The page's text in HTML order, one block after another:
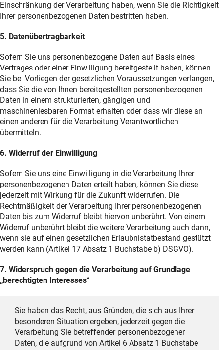
Einschränkung der Verarbeitung haben, wenn Sie die Richtigkeit
Ihrer personenbezogenen Daten bestritten haben.
5. Datenübertragbarkeit
Sofern Sie uns personenbezogene Daten auf Basis eines
Vertrages oder einer Einwilligung bereitgestellt haben, können
Sie bei Vorliegen der gesetzlichen Voraussetzungen verlangen,
dass Sie die von Ihnen bereitgestellten personenbezogenen
Daten in einem strukturierten, gängigen und
maschinenlesbaren Format erhalten oder dass wir diese an
einen anderen für die Verarbeitung Verantwortlichen
übermitteln.
6. Widerruf der Einwilligung
Sofern Sie uns eine Einwilligung in die Verarbeitung Ihrer
personenbezogenen Daten erteilt haben, können Sie diese
jederzeit mit Wirkung für die Zukunft widerrufen. Die
Rechtmäßigkeit der Verarbeitung Ihrer personenbezogenen
Daten bis zum Widerruf bleibt hiervon unberührt. Von einem
Widerruf unberührt bleibt die weitere Verarbeitung auch dann,
wenn sie auf einen gesetzlichen Erlaubnistatbestand gestützt
werden kann (Artikel 17 Absatz 1 Buchstabe b) DSGVO).
7. Widerspruch gegen die Verarbeitung auf Grundlage
„berechtigten Interesses“
Sie haben das Recht, aus Gründen, die sich aus Ihrer
besonderen Situation ergeben, jederzeit gegen die
Verarbeitung Sie betreffender personenbezogener
Daten, die aufgrund von Artikel 6 Absatz 1 Buchstabe